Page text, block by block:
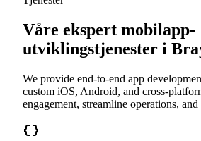
Våre ekspert mobilapp-
utviklingstjenester i
We provide end-to-end app
custom iOS, Android, and cross-
engagement, streamline operations,